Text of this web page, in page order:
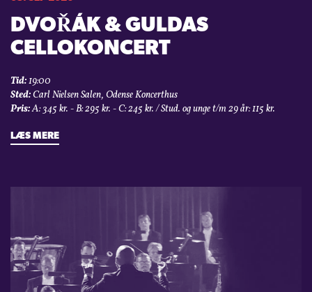
DVOŘÁK & GULDAS
CELLOKONCERT
Tid:19:00
Sted:Carl Nielsen Salen, Odense Koncerthus
Pris:A: 345 kr. - B: 295 kr. - C: 245 kr. / Stud. og unge t/m 29 år: 115 kr.
LÆS MERE